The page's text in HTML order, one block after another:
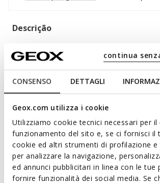
CONSENSO DETTAGLI
Geox.com utilizza i cookie
Utilizziamo cookie tecnici necessari per
funzionamento del sito e, se ci fornisci il
cookie ed altri strumenti di profilazione
per analizzare la navigazione,
ed annunci pubblicitari in linea con le tue
fornire funzionalità dei social media. Se
continua
Descrição
citadino, que assegura conforto e
efeito pele e camurça, este modelo é aqui
versão que combina branco e bege claro.
sofisticada, PG1X ABX dispõe de uma sola
aderência e é ideal também nos dias de
CÓDIGO DO ARTIGO: D36VRA05422C1ZH6
Ler mais
Características
Sola antiderrapante para